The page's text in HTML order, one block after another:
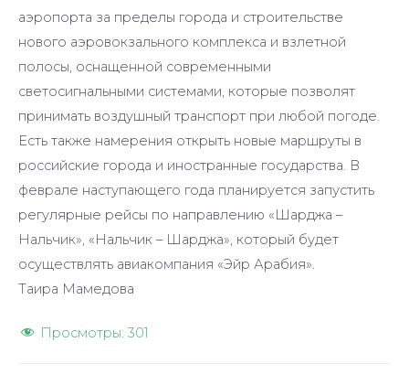
аэропорта за пределы города и строительстве
нового аэровокзального комплекса и взлетной
полосы, оснащенной современными
светосигнальными системами, которые позволят
принимать воздушный транспорт при любой погоде.
Есть также намерения открыть новые маршруты в
российские города и иностранные государства. В
феврале наступающего года планируется запустить
регулярные рейсы по направлению «Шарджа –
Нальчик», «Нальчик – Шарджа», который будет
осуществлять авиакомпания «Эйр Арабия».
Таира Мамедова
Просмотры: 301